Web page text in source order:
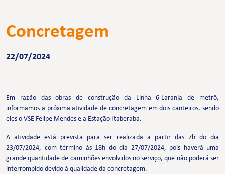
Concretagem
22/07/2024
Em razão das obras de construção da Linha 6-Laranja de metrô,
informamos a próxima atividade de concretagem em dois canteiros, sendo
eles o VSE Felipe Mendes e a Estação Itaberaba.
A atividade está prevista para ser realizada a partir das 7h do dia
23/07/2024, com término às 18h do dia 27/07/2024, pois haverá uma
grande quantidade de caminhões envolvidos no serviço, que não poderá ser
interrompido devido à qualidade da concretagem.